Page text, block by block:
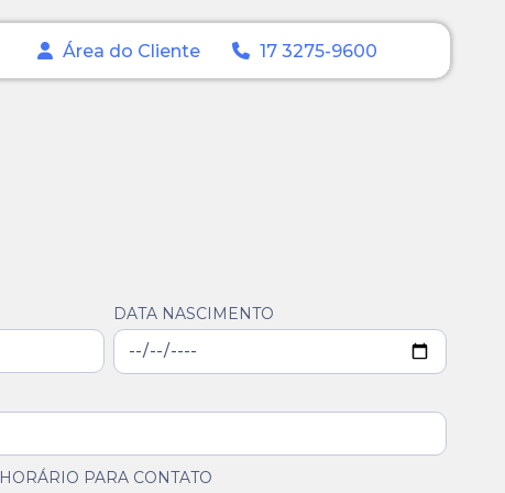
Área do Cliente 17 3275-9600
DATA NASCIMENTO
HORÁRIO PARA CONTATO